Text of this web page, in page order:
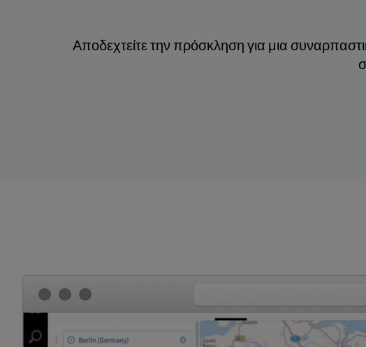
Αποδεχτείτε την πρόσκληση για μια